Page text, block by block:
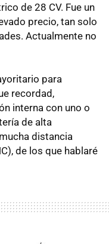
de 28 CV. Fue un
precio, tan solo
Actualmente no
para
recordad,
interna con uno o
de alta
distancia
), de los que hablaré